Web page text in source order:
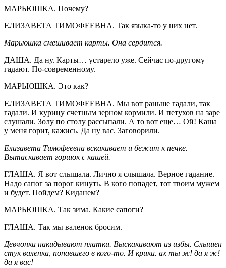
МАРЬЮШКА. Почему?
ЕЛИЗАВЕТА ТИМОФЕЕВНА. Так языка-то у них нет.
Марьюшка смешивает карты. Она сердится.
ДАША. Да ну. Карты… устарело уже. Сейчас по-другому
гадают. По-современному.
МАРЬЮШКА. Это как?
ЕЛИЗАВЕТА ТИМОФЕЕВНА. Мы вот раньше гадали, так
гадали. И курицу счетным зерном кормили. И петухов на заре
слушали. Золу по столу рассыпали. А то вот еще… Ой! Каша
у меня горит, кажись. Да ну вас. Заговорили.
Елизавета Тимофеевна вскакивает и бежит к печке.
Вытаскивает горшок с кашей.
ГЛАША. Я вот слышала. Лично я слышала. Верное гадание.
Надо сапог за порог кинуть. В кого попадет, тот твоим мужем
и будет. Пойдем? Киданем?
МАРЬЮШКА. Так зима. Какие сапоги?
ГЛАША. Так мы валенок бросим.
Девчонки накидывают платки. Выскакивают из избы. Слышен
стук валенка, попавшего в кого-то. И крики. ах ты ж! да я ж!
да я вас!